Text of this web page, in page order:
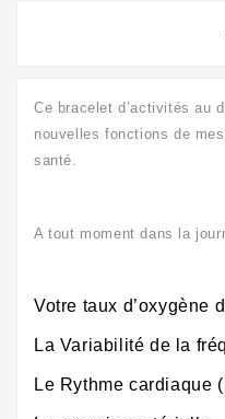
Ce bracelet d’activités au
nouvelles fonctions de
santé.
A tout moment dans la
Votre taux d’oxygène
La Variabilité de la
Le Rythme cardiaque